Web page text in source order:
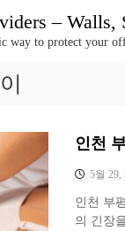
– Walls,
way to protect your
인천
5월 29,
인천 부
의 긴장